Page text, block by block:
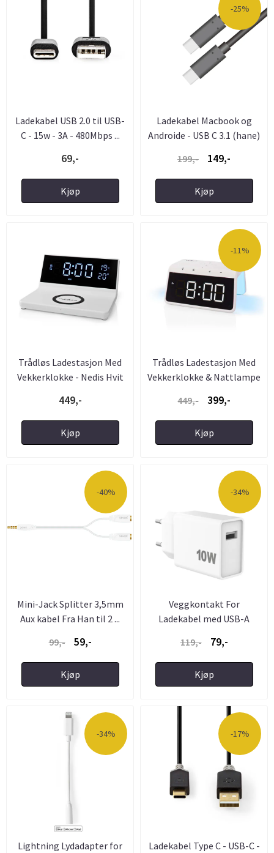
Ladekabel USB 2.0 til USB-
C - 15w - 3A - 480Mbps ...
69,-
Kjøp
-25%
Ladekabel Macbook og
Androide - USB C 3.1 (hane)
199,- 149,-
Kjøp
Trådløs Ladestasjon Med
Vekkerklokke - Nedis Hvit
449,-
Kjøp
-11%
Trådløs Ladestasjon Med
Vekkerklokke & Nattlampe
449,-
399,-
Kjøp
-40%
Mini-Jack Splitter 3,5mm
Aux kabel Fra Han til 2 ...
99,-
59,-
Kjøp
-34%
Veggkontakt For
Ladekabel med USB-A
119,-
79,-
Kjøp
-34%
Lightning Lydadapter for
-17%
Ladekabel Type C - USB-C -